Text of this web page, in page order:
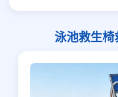
泳池救生